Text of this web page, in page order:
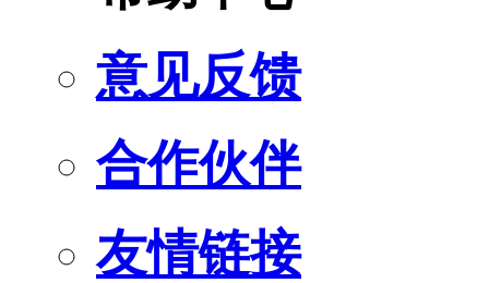
意见反馈
合作伙伴
友情链接